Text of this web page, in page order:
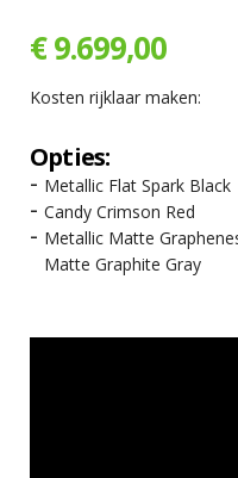
€ 9.699,00
Kosten rijklaar maken:
Opties:
Metallic Flat Spark Black
Candy Crimson Red
Metallic Matte
Matte Graphite Gray